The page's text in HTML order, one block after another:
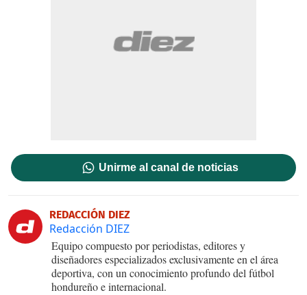
Unirme al canal de noticias
REDACCIÓN DIEZ
Redacción DIEZ
Equipo compuesto por periodistas, editores y
diseñadores especializados exclusivamente en el área
deportiva, con un conocimiento profundo del fútbol
hondureño e internacional.